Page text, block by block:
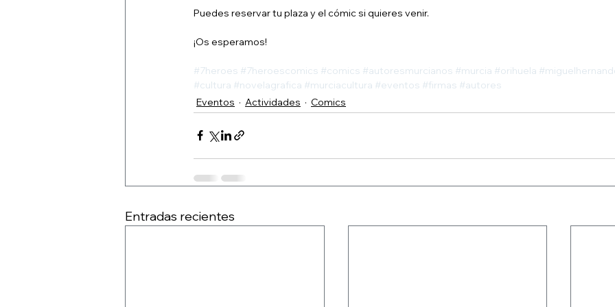
Puedes reservar tu plaza y el cómic si quieres venir.
¡Os esperamos!
#7heroes #7heroescomics #comics #autoresmurcianos #murcia #orihuela
#cultura #novelagrafica #murciacultura #eventos #firmas #autores
Eventos
Actividades Comics
Entradas recientes